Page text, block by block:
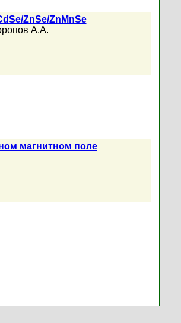
ZnSe/ZnMnSe
А.А.
магнитном поле